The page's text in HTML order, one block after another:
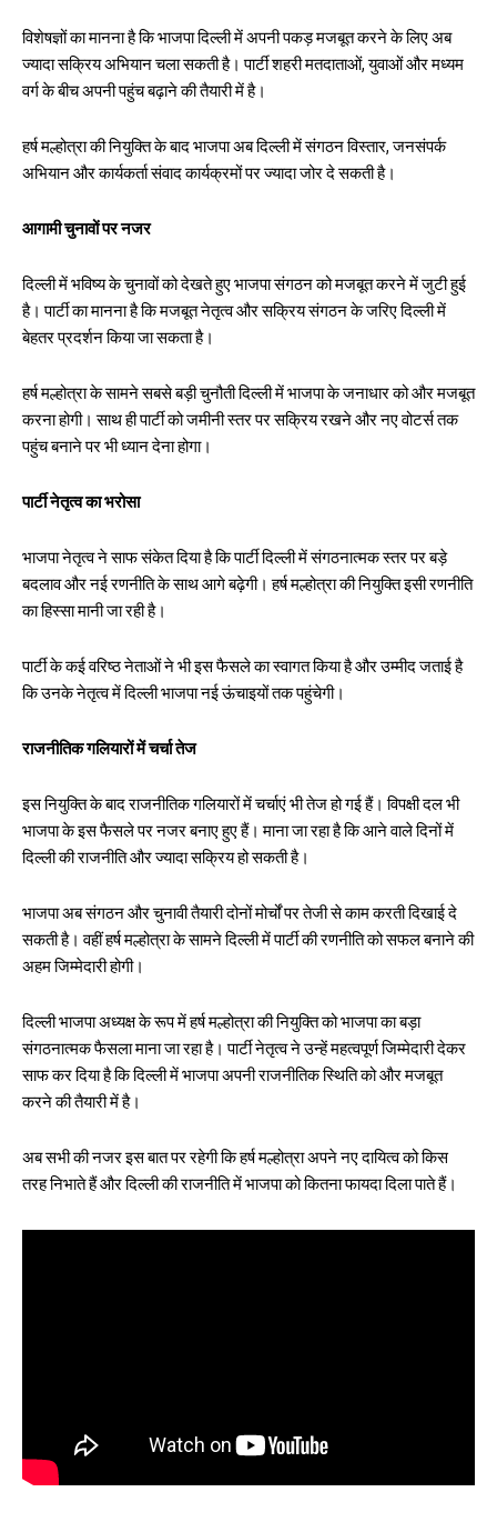
विशेषज्ञों का मानना है कि भाजपा दिल्ली में अपनी पकड़ मजबूत करने के लिए अब
ज्यादा सक्रिय अभियान चला सकती है। पार्टी शहरी मतदाताओं, युवाओं और मध्यम
वर्ग के बीच अपनी पहुंच बढ़ाने की तैयारी में है।
हर्ष मल्होत्रा की नियुक्ति के बाद भाजपा अब दिल्ली में संगठन विस्तार, जनसंपर्क
अभियान और कार्यकर्ता संवाद कार्यक्रमों पर ज्यादा जोर दे सकती है।
आगामी चुनावों पर नजर
दिल्ली में भविष्य के चुनावों को देखते हुए भाजपा संगठन को मजबूत करने में जुटी हुई
है। पार्टी का मानना है कि मजबूत नेतृत्व और सक्रिय संगठन के जरिए दिल्ली में
बेहतर प्रदर्शन किया जा सकता है।
हर्ष मल्होत्रा के सामने सबसे बड़ी चुनौती दिल्ली में भाजपा के जनाधार को और मजबूत
करना होगी। साथ ही पार्टी को जमीनी स्तर पर सक्रिय रखने और नए वोटर्स तक
पहुंच बनाने पर भी ध्यान देना होगा।
पार्टी नेतृत्व का भरोसा
भाजपा नेतृत्व ने साफ संकेत दिया है कि पार्टी दिल्ली में संगठनात्मक स्तर पर बड़े
बदलाव और नई रणनीति के साथ आगे बढ़ेगी। हर्ष मल्होत्रा की नियुक्ति इसी रणनीति
का हिस्सा मानी जा रही है।
पार्टी के कई वरिष्ठ नेताओं ने भी इस फैसले का स्वागत किया है और उम्मीद जताई है
कि उनके नेतृत्व में दिल्ली भाजपा नई ऊंचाइयों तक पहुंचेगी।
राजनीतिक गलियारों में चर्चा तेज
इस नियुक्ति के बाद राजनीतिक गलियारों में चर्चाएं भी तेज हो गई हैं। विपक्षी दल भी
भाजपा के इस फैसले पर नजर बनाए हुए हैं। माना जा रहा है कि आने वाले दिनों में
दिल्ली की राजनीति और ज्यादा सक्रिय हो सकती है।
भाजपा अब संगठन और चुनावी तैयारी दोनों मोर्चों पर तेजी से काम करती दिखाई दे
सकती है। वहीं हर्ष मल्होत्रा के सामने दिल्ली में पार्टी की रणनीति को सफल बनाने की
अहम जिम्मेदारी होगी।
दिल्ली भाजपा अध्यक्ष के रूप में हर्ष मल्होत्रा की नियुक्ति को भाजपा का बड़ा
संगठनात्मक फैसला माना जा रहा है। पार्टी नेतृत्व ने उन्हें महत्वपूर्ण जिम्मेदारी देकर
साफ कर दिया है कि दिल्ली में भाजपा अपनी राजनीतिक स्थिति को और मजबूत
करने की तैयारी में है।
अब सभी की नजर इस बात पर रहेगी कि हर्ष मल्होत्रा अपने नए दायित्व को किस
तरह निभाते हैं और दिल्ली की राजनीति में भाजपा को कितना फायदा दिला पाते हैं।